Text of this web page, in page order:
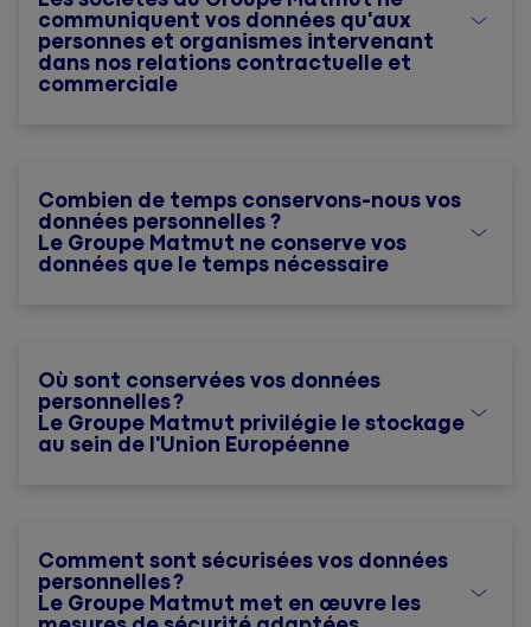
communiquent vos données qu'aux
personnes et organismes intervenant
dans nos relations contractuelle et
commerciale
Combien de temps conservons-nous vos
données personnelles ?
Le Groupe Matmut ne conserve vos
données que le temps nécessaire
Où sont conservées vos données
personnelles ?
Le Groupe Matmut privilégie le stockage
au sein de l'Union Européenne
Comment sont sécurisées vos données
personnelles ?
Le Groupe Matmut met en œuvre les